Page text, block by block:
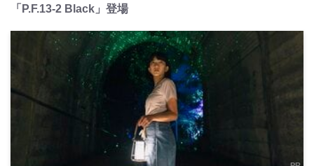
「P.F.13-2 Black」登場